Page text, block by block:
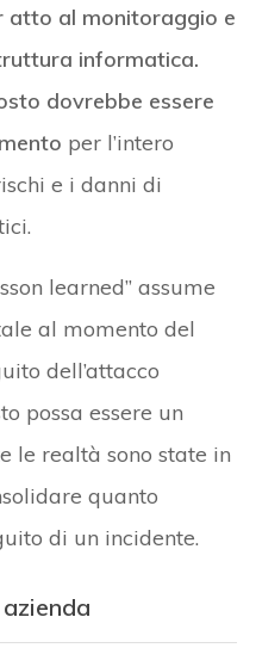
atto al monitoraggio e
informatica.
dovrebbe essere
per l’intero
e i danni di
learned” assume
al momento del
dell’attacco
possa essere un
le realtà sono state in
quanto
di un incidente.